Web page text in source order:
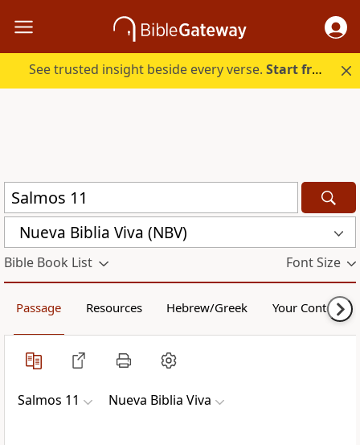
See trusted insight beside every verse.Start free.
Nueva Biblia Viva (NBV)
Bible Book List Font Size
Passage Resources Hebrew/Greek Your Content
Salmos 11 Nueva Biblia Viva